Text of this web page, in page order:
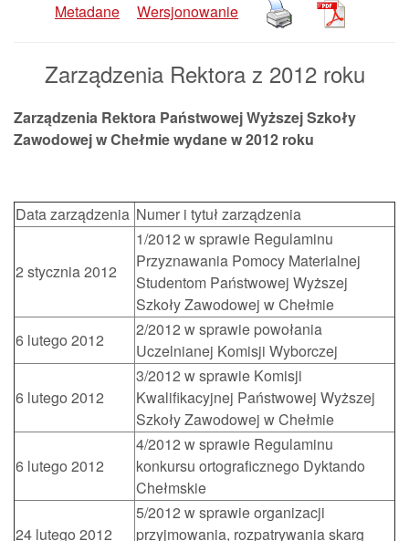
Metadane Wersjonowanie
Zarządzenia Rektora z 2012 roku
Zarządzenia Rektora Państwowej Wyższej Szkoły
Zawodowej w Chełmie wydane w 2012 roku
Data zarządzenia Numer i tytuł zarządzenia
2 stycznia 2012
1/2012 w sprawie Regulaminu
Przyznawania Pomocy Materialnej
Studentom Państwowej Wyższej
Szkoły Zawodowej w Chełmie
6 lutego 2012
2/2012 w sprawie powołania
Uczelnianej Komisji Wyborczej
6 lutego 2012
3/2012 w sprawie Komisji
Kwalifikacyjnej Państwowej Wyższej
Szkoły Zawodowej w Chełmie
6 lutego 2012
4/2012 w sprawie Regulaminu
konkursu ortograficznego Dyktando
Chełmskie
24 lutego 2012
5/2012 w sprawie organizacji
przyjmowania, rozpatrywania skarg